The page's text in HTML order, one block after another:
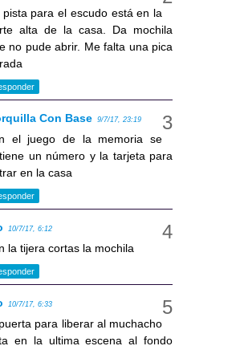
pista para el escudo está en la
alta de la casa. Da mochila
no pude abrir. Me falta una pica
Con Base 9/7/17, 23:19
el juego de la memoria se
un número y la tarjeta para
en la casa
10/7/17, 6:12
la tijera cortas la mochila
10/7/17, 6:33
para liberar al muchacho
en la ultima escena al fondo